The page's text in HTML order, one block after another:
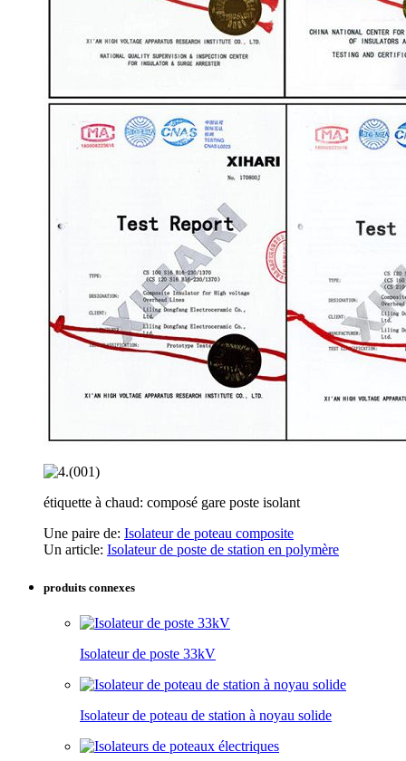
étiquette à chaud: composé gare poste isolant
Une paire de: Isolateur de poteau composite
Un article: Isolateur de poste de station en polymère
produits connexes
Isolateur de poste 33kV
Isolateur de poteau de station à noyau solide